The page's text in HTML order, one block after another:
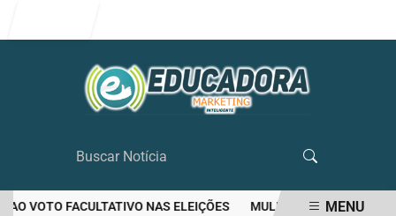
VOTO FACULTATIVO NAS ELEIÇÕES MULHER MATA O PRÓPRIO
MENU